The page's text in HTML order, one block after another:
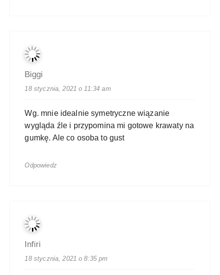
Biggi
18 stycznia, 2021 o 11:34 am
Wg. mnie idealnie symetryczne wiązanie
wygląda źle i przypomina mi gotowe krawaty na
gumkę. Ale co osoba to gust
Odpowiedz
Infiri
18 stycznia, 2021 o 8:35 pm